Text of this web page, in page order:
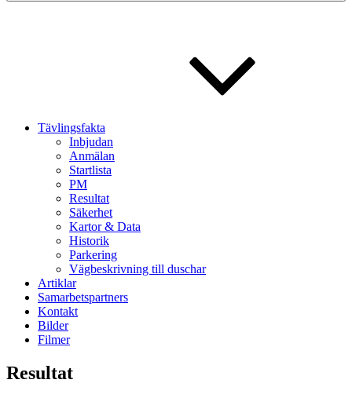
Tävlingsfakta
Inbjudan
Anmälan
Startlista
PM
Resultat
Säkerhet
Kartor & Data
Historik
Parkering
Vägbeskrivning till duschar
Artiklar
Samarbetspartners
Kontakt
Bilder
Filmer
Resultat